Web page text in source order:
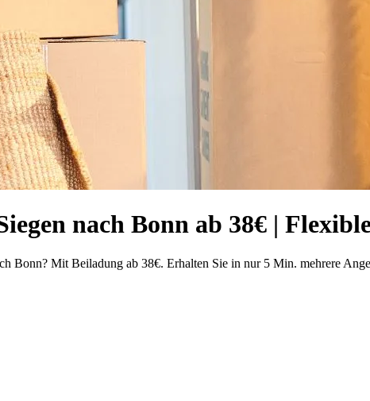
nach Bonn ab 38€ |
Bonn? Mit Beiladung ab 38€. Erhalten Sie in nur 5 Min. mehrere